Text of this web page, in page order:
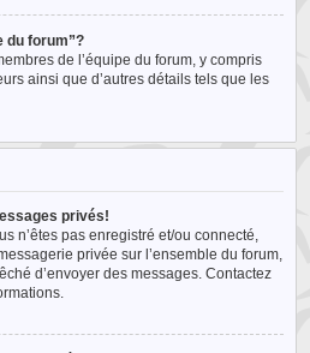
du forum”?
de l’équipe du forum, y compris
ainsi que d’autres détails tels que les
privés!
n’êtes pas enregistré et/ou connecté,
privée sur l’ensemble du forum,
d’envoyer des messages. Contactez